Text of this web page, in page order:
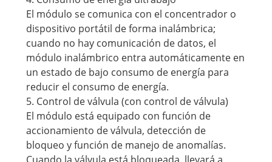
El módulo se comunica con el concentrador o
dispositivo portátil de forma inalámbrica;
cuando no hay comunicación de datos, el
módulo inalámbrico entra automáticamente en
un estado de bajo consumo de energía para
reducir el consumo de energía.
5. Control de válvula (con control de válvula)
El módulo está equipado con función de
accionamiento de válvula, detección de
bloqueo y función de manejo de anomalías.